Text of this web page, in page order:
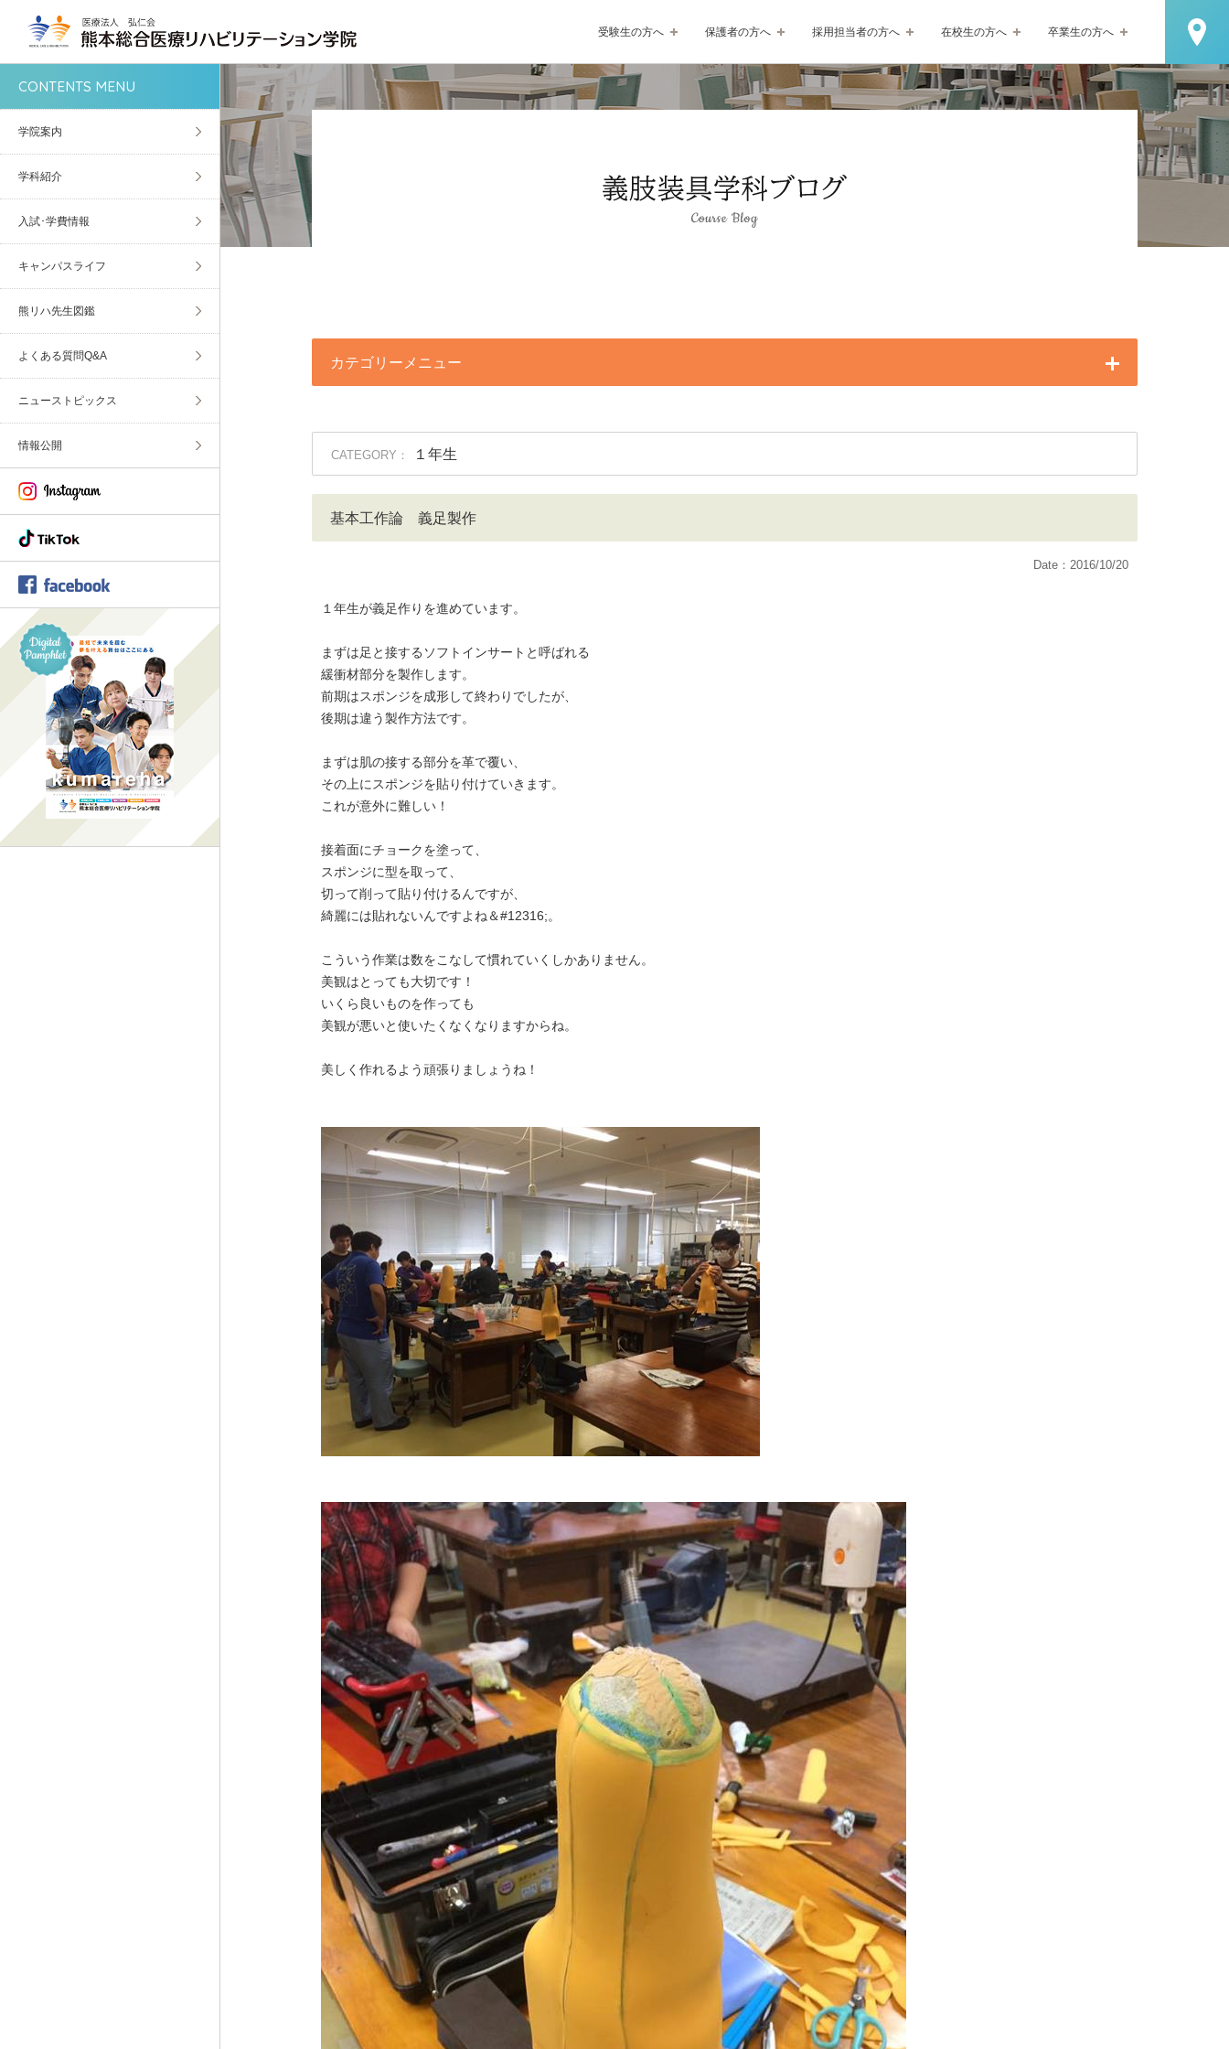
受験生の方へ 保護者の方へ 採用担当者の方へ 在校生の方へ 卒業生の方へ
CONTENTS MENU
学院案内
学科紹介
入試･学費情報
キャンパスライフ
熊リハ先生図鑑
よくある質問Q&A
ニューストピックス
情報公開
カテゴリーメニュー
CATEGORY： １年生
基本工作論 義足製作
Date：2016/10/20
１年生が義足作りを進めています。
まずは足と接するソフトインサートと呼ばれる
緩衝材部分を製作します。
前期はスポンジを成形して終わりでしたが、
後期は違う製作方法です。
まずは肌の接する部分を革で覆い、
その上にスポンジを貼り付けていきます。
これが意外に難しい！
接着面にチョークを塗って、
スポンジに型を取って、
切って削って貼り付けるんですが、
綺麗には貼れないんですよね＆#12316;。
こういう作業は数をこなして慣れていくしかありません。
美観はとっても大切です！
いくら良いものを作っても
美観が悪いと使いたくなくなりますからね。
美しく作れるよう頑張りましょうね！